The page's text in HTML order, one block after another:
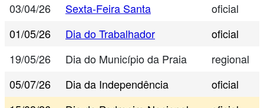
03/04/26
Sexta-Feira Santa
oficial
01/05/26
Dia do Trabalhador
oficial
19/05/26
Dia do Município da Praia
regional
05/07/26
Dia da Independência
oficial